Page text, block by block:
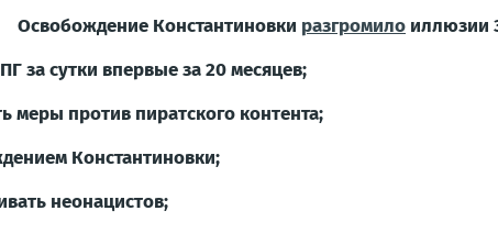
Освобождение Константиновки разгромило иллюзии
за сутки впервые за 20 месяцев;
меры против пиратского контента;
Константиновки;
неонацистов;